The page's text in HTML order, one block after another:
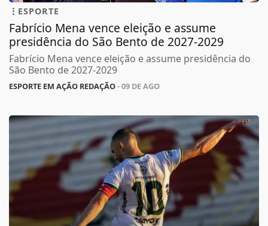
ESPORTE
Fabrício Mena vence eleição e assume
presidência do São Bento de 2027-2029
Fabrício Mena vence eleição e assume presidência do
São Bento de 2027-2029
ESPORTE EM AÇÃO REDAÇÃO- 09 DE AGO